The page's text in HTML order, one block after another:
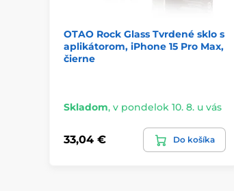
OTAO Rock Glass Tvrdené sklo s
aplikátorom, iPhone 15 Pro Max,
čierne
Skladom, v pondelok 10. 8. u vás
33,04 € Do košíka